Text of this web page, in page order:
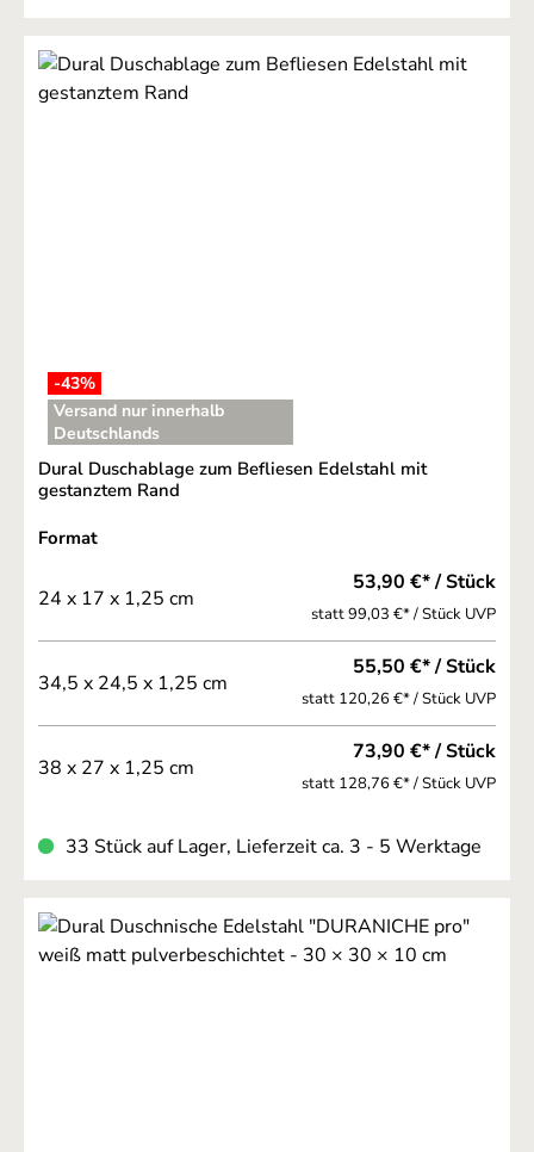
-43%
Versand nur innerhalb
Deutschlands
Dural Duschablage zum Befliesen Edelstahl mit
gestanztem Rand
Formatauswählen
24 x 17 x 1,25 cm
53,90 €* / Stück
statt 99,03 €* / Stück UVP
34,5 x 24,5 x 1,25 cm
55,50 €* / Stück
statt 120,26 €* / Stück UVP
38 x 27 x 1,25 cm
73,90 €* / Stück
statt 128,76 €* / Stück UVP
33 Stück auf Lager, Lieferzeit ca. 3 - 5 Werktage